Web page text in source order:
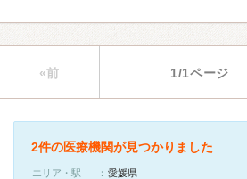
«前 1/1ページ
2件の医療機関が見つかりました
エリア・駅
愛媛県